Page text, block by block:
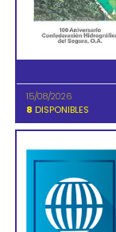
15/08/2026
8 DISPONIBLES